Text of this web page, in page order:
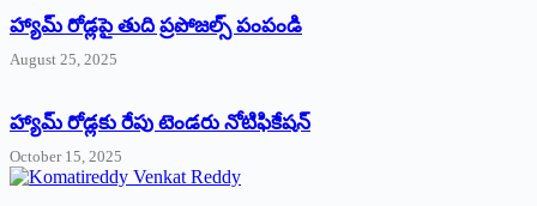
హ్యామ్‌ రోడ్లపై తుది ప్రపోజల్స్‌ పంపండి
August 25, 2025
హ్యామ్‌ రోడ్లకు రేపు టెండరు నోటిఫికేషన్‌
October 15, 2025